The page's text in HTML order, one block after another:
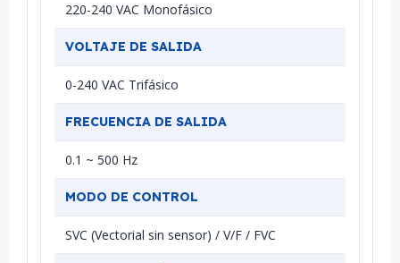
220-240 VAC Monofásico
VOLTAJE DE SALIDA
0-240 VAC Trifásico
FRECUENCIA DE SALIDA
0.1 ~ 500 Hz
MODO DE CONTROL
SVC (Vectorial sin sensor) / V/F / FVC